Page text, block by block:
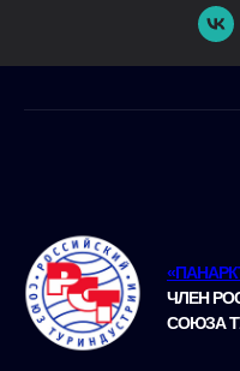
ЧЛЕН
СОЮЗА